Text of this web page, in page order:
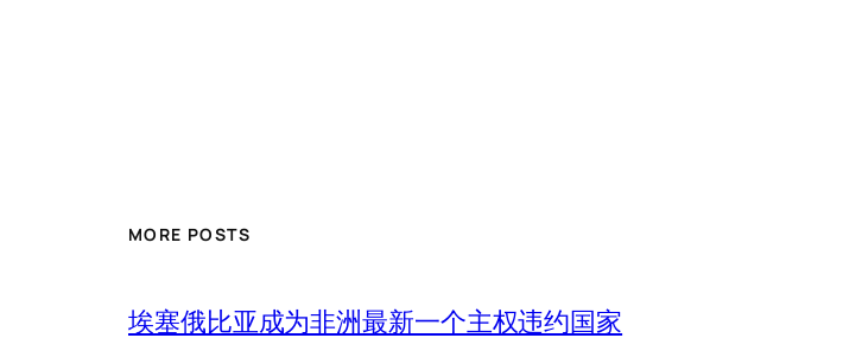
MORE POSTS
埃塞俄比亚成为非洲最新一个主权违约国家